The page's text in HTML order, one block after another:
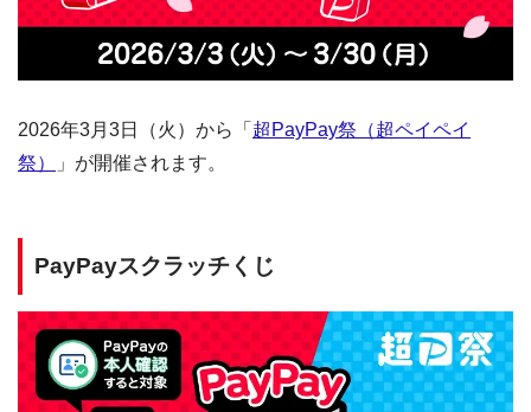
2026年3月3日（火）から「 超PayPay祭（超ペイペイ
祭）
」が開催されます。
PayPayスクラッチくじ